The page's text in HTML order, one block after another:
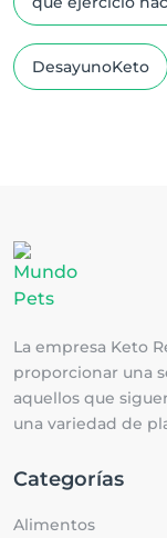
DesayunoKeto
La empresa Keto
proporcionar una
aquellos que
una variedad de
Categorías
Alimentos